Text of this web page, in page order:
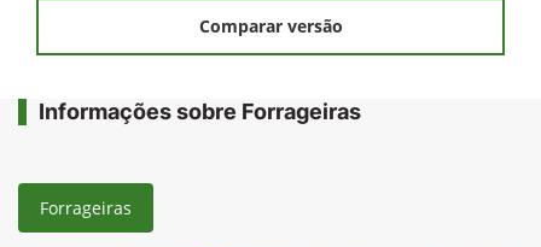
Comparar versão
Informações sobre Forrageiras
Forrageiras